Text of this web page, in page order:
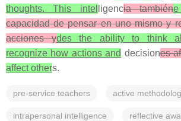
thoughts. This intel ligencia también
capacidad de pensar en uno mismo y
acciones ydes the ability to think
recognize how actions and decisiones
affect others.
pre-service teachers active
intrapersonal intelligence reflective